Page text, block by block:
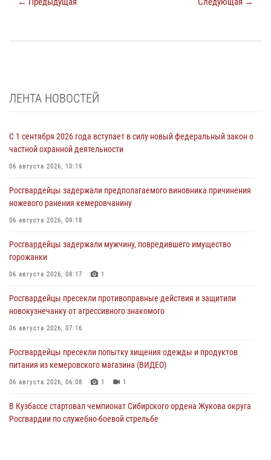
ЛЕНТА НОВОСТЕЙ
С 1 сентября 2026 года вступает в силу новый федеральный закон о
частной охранной деятельности
06 августа 2026, 10:19
Росгвардейцы задержали предполагаемого виновника причинения
ножевого ранения кемеровчанину
06 августа 2026, 09:18
Росгвардейцы задержали мужчину, повредившего имущество
горожанки
06 августа 2026, 08:17 1
Росгвардейцы пресекли противоправные действия и защитили
новокузнечанку от агрессивного знакомого
06 августа 2026, 07:16
Росгвардейцы пресекли попытку хищения одежды и продуктов
питания из кемеровского магазина (ВИДЕО)
06 августа 2026, 06:08 1 1
В Кузбассе стартовал чемпионат Сибирского ордена Жукова округа
Росгвардии по служебно-боевой стрельбе